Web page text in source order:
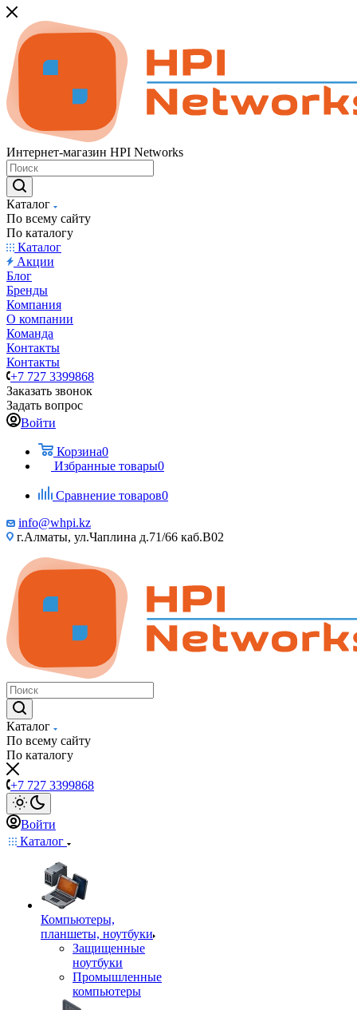
Интернет-магазин HPI Networks
Каталог
По всему сайту
По каталогу
Каталог
Акции
Блог
Бренды
Компания
О компании
Команда
Контакты
Контакты
+7 727 3399868
Заказать звонок
Задать вопрос
Войти
Корзина0
Избранные товары0
Сравнение товаров0
info@whpi.kz
г.Алматы, ул.Чаплина д.71/66 каб.B02
Каталог
По всему сайту
По каталогу
+7 727 3399868
Войти
Каталог
Компьютеры,
планшеты, ноутбуки
Защищенные
ноутбуки
Промышленные
компьютеры